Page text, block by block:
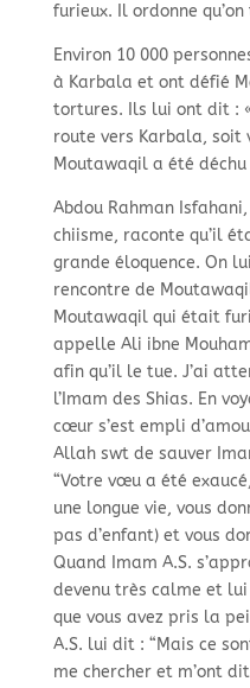
furieux. Il ordonne
Environ 10 000
à Karbala et ont défié
tortures. Ils lui ont dit :
route vers Karbala, soit
Moutawaqil a été déchu
Abdou Rahman
chiisme, raconte qu’il
grande éloquence. On
rencontre de
Moutawaqil qui était
appelle Ali ibne
afin qu’il le tue. J’ai
l’Imam des Shias. En
cœur s’est empli
Allah swt de sauver
“Votre vœu a été
une longue vie, vous
pas d’enfant) et vous
Quand Imam A.S.
devenu très calme et
que vous avez pris la
A.S. lui dit : “Mais ce
me chercher et m’ont